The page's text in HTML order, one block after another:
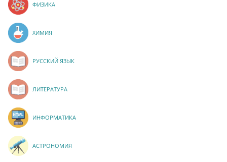
ФИЗИКА
ХИМИЯ
РУССКИЙ ЯЗЫК
ЛИТЕРАТУРА
ИНФОРМАТИКА
АСТРОНОМИЯ